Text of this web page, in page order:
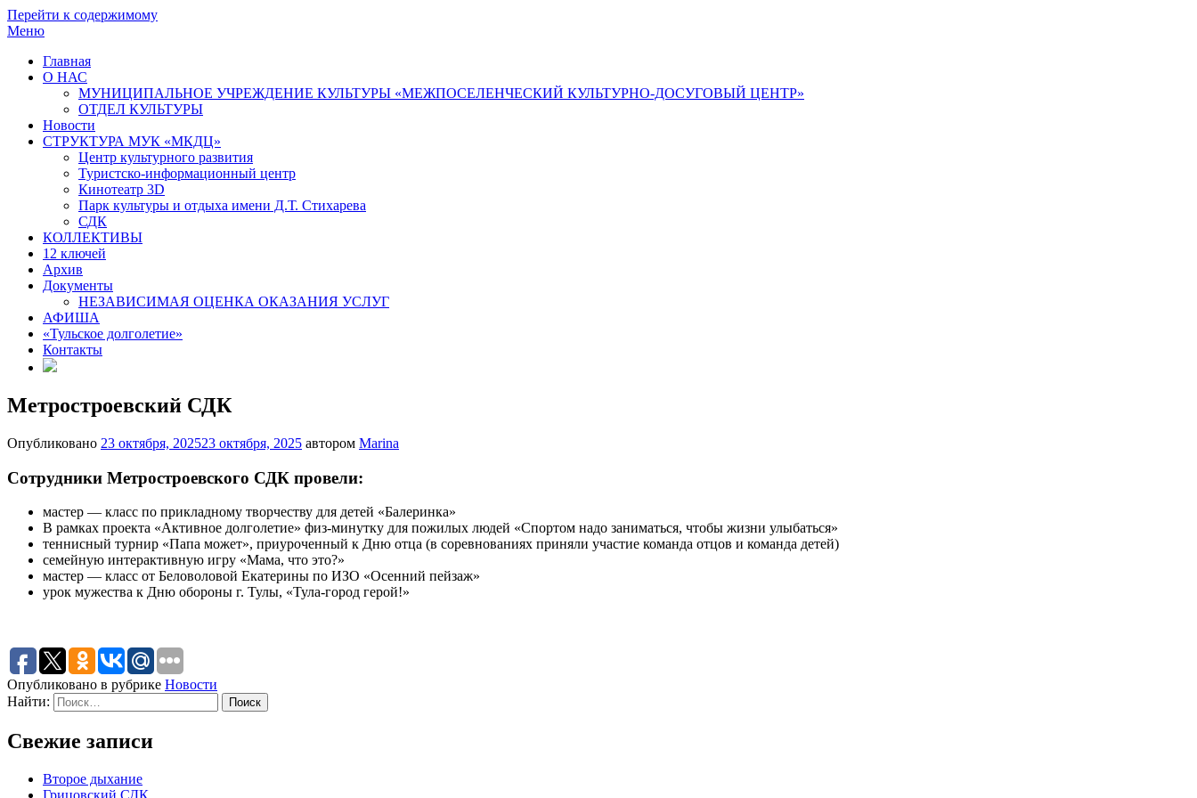
Перейти к содержимому
Меню
Главная
О НАС
МУНИЦИПАЛЬНОЕ УЧРЕЖДЕНИЕ КУЛЬТУРЫ «МЕЖПОСЕЛЕНЧЕСКИЙ КУЛЬТУРНО-ДОСУГОВЫЙ ЦЕНТР»
ОТДЕЛ КУЛЬТУРЫ
Новости
СТРУКТУРА МУК «МКДЦ»
Центр культурного развития
Туристско-информационный центр
Кинотеатр 3D
Парк культуры и отдыха имени Д.Т. Стихарева
СДК
КОЛЛЕКТИВЫ
12 ключей
Архив
Документы
НЕЗАВИСИМАЯ ОЦЕНКА ОКАЗАНИЯ УСЛУГ
АФИША
«Тульское долголетие»
Контакты
Метростроевский СДК
Опубликовано 23 октября, 202523 октября, 2025 автором Marina
Сотрудники Метростроевского СДК провели:
мастер — класс по прикладному творчеству для детей «Балеринка»
В рамках проекта «Активное долголетие» физ-минутку для пожилых людей «Спортом надо заниматься, чтобы жизни улыбаться»
теннисный турнир «Папа может», приуроченный к Дню отца (в соревнованиях приняли участие команда отцов и команда детей)
семейную интерактивную игру «Мама, что это?»
мастер — класс от Беловоловой Екатерины по ИЗО «Осенний пейзаж»
урок мужества к Дню обороны г. Тулы, «Тула-город герой!»
Опубликовано в рубрике Новости
Найти:
Свежие записи
Второе дыхание
Грицовский СДК